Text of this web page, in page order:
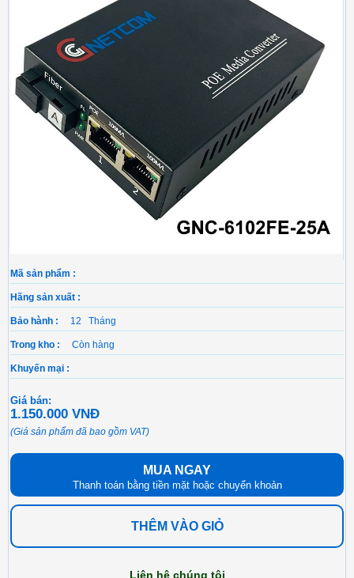
Mã sản phẩm :
Hãng sản xuất :
Bảo hành : 12 Tháng
Trong kho : Còn hàng
Khuyến mại :
Giá bán:
1.150.000 VNĐ
(Giá sản phẩm đã bao gồm VAT)
MUA NGAY
Thanh toán bằng tiền mặt hoặc chuyển khoản
THÊM VÀO GIỎ
Liên hệ chúng tôi